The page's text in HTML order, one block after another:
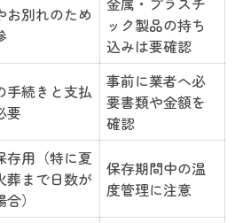
お別れのため
ック製品の持ち
込みは要確認
手続きと支払
要
事前に業者へ必
要書類や金額を
確認
存用（特に夏
葬まで日数が
）
保存期間中の温
度管理に注意